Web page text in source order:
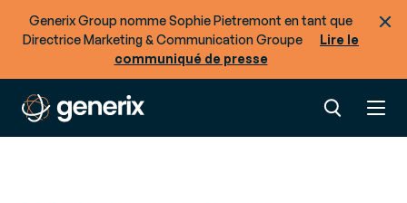
Generix Group nomme Sophie Pietremont en tant que
Directrice Marketing & Communication Groupe
Lire le
communiqué de presse